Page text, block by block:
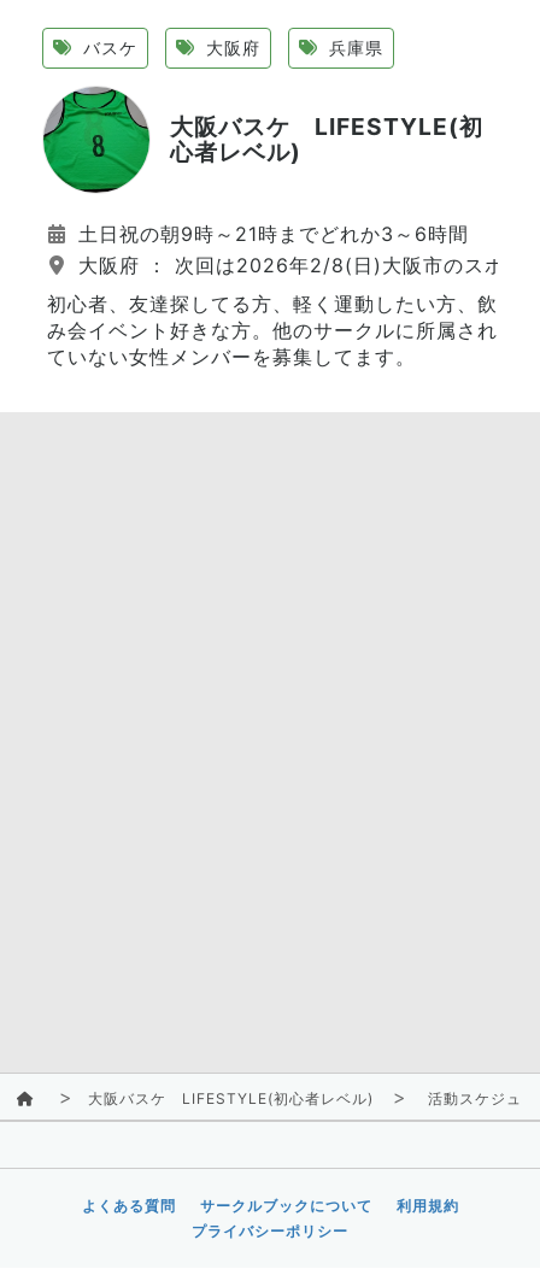
バスケ 大阪府 兵庫県
大阪バスケ LIFESTYLE(初
心者レベル)
土日祝の朝9時～21時までどれか3～6時間
大阪府 ： 次回は2026年2/8(日)大阪市のスポー
初心者、友達探してる方、軽く運動したい方、飲
み会イベント好きな方。他のサークルに所属され
ていない女性メンバーを募集してます。
大阪バスケ LIFESTYLE(初心者レベル) 活動スケジュ
よくある質問 サークルブックについて
利用規約
プライバシーポリシー